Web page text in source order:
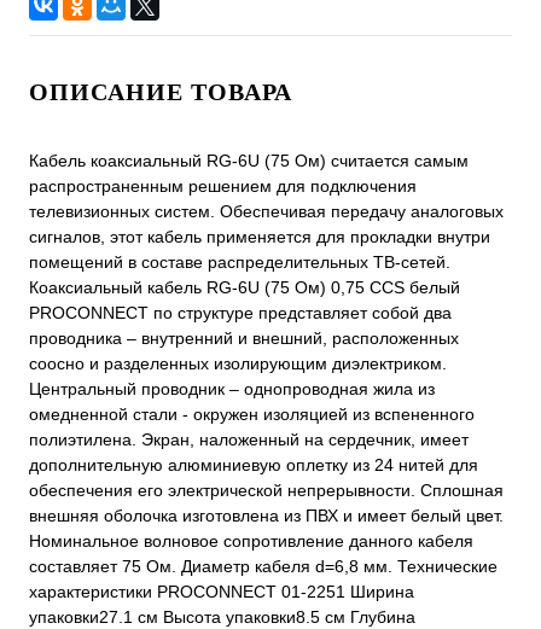
ОПИСАНИЕ ТОВАРА
Кабель коаксиальный RG-6U (75 Ом) считается самым
распространенным решением для подключения
телевизионных систем. Обеспечивая передачу аналоговых
сигналов, этот кабель применяется для прокладки внутри
помещений в составе распределительных ТВ-сетей.
Коаксиальный кабель RG-6U (75 Ом) 0,75 CCS белый
PROCONNECT по структуре представляет собой два
проводника – внутренний и внешний, расположенных
соосно и разделенных изолирующим диэлектриком.
Центральный проводник – однопроводная жила из
омедненной стали - окружен изоляцией из вспененного
полиэтилена. Экран, наложенный на сердечник, имеет
дополнительную алюминиевую оплетку из 24 нитей для
обеспечения его электрической непрерывности. Сплошная
внешняя оболочка изготовлена из ПВХ и имеет белый цвет.
Номинальное волновое сопротивление данного кабеля
составляет 75 Ом. Диаметр кабеля d=6,8 мм. Технические
характеристики PROCONNECT 01-2251 Ширина
упаковки27.1 см Высота упаковки8.5 см Глубина